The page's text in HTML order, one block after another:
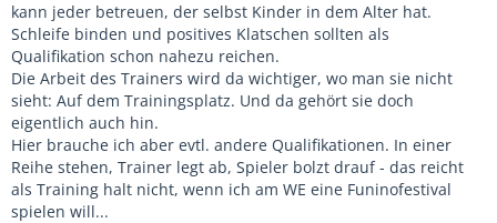
kann jeder betreuen, der selbst Kinder in dem Alter hat.
Schleife binden und positives Klatschen sollten als
Qualifikation schon nahezu reichen.
Die Arbeit des Trainers wird da wichtiger, wo man sie nicht
sieht: Auf dem Trainingsplatz. Und da gehört sie doch
eigentlich auch hin.
Hier brauche ich aber evtl. andere Qualifikationen. In einer
Reihe stehen, Trainer legt ab, Spieler bolzt drauf - das reicht
als Training halt nicht, wenn ich am WE eine Funinofestival
spielen will...